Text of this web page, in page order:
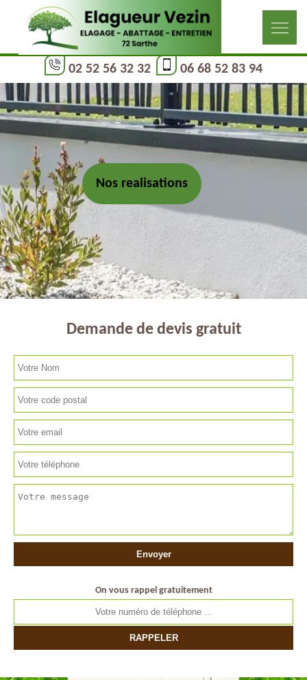
02 52 56 32 32 06 68 52 83 94
Nos realisations
Demande de devis gratuit
On vous rappel gratuitement